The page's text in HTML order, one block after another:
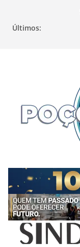
Últimos: